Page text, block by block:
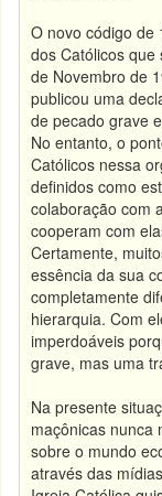
O novo código de
dos Católicos que
de Novembro de
publicou uma
de pecado grave
No entanto, o
Católicos nessa
definidos como
colaboração com
cooperam com
Certamente,
essência da sua
completamente
hierarquia. Com
imperdoáveis
grave, mas uma
Na presente
maçônicas nunca
sobre o mundo
através das